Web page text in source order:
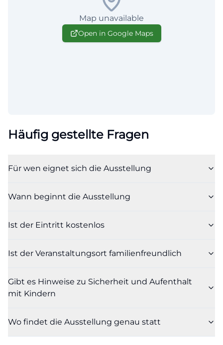
Map unavailable
Open in Google Maps
Häufig gestellte Fragen
Für wen eignet sich die Ausstellung
Wann beginnt die Ausstellung
Ist der Eintritt kostenlos
Ist der Veranstaltungsort familienfreundlich
Gibt es Hinweise zu Sicherheit und Aufenthalt
mit Kindern
Wo findet die Ausstellung genau statt